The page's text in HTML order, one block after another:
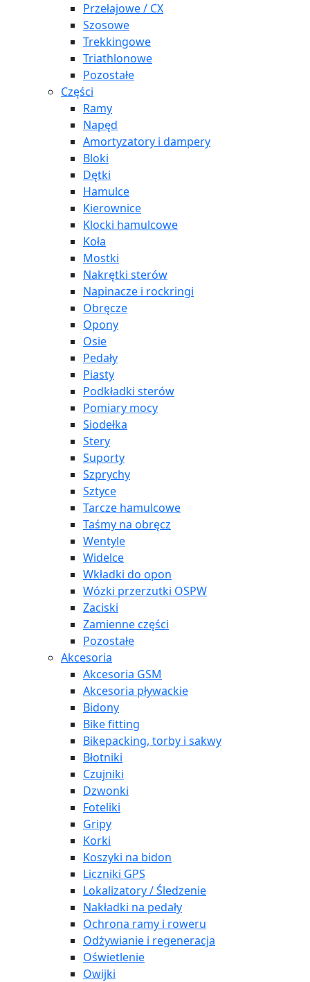
Przełajowe / CX
Szosowe
Trekkingowe
Triathlonowe
Pozostałe
Części
Ramy
Napęd
Amortyzatory i dampery
Bloki
Dętki
Hamulce
Kierownice
Klocki hamulcowe
Koła
Mostki
Nakrętki sterów
Napinacze i rockringi
Obręcze
Opony
Osie
Pedały
Piasty
Podkładki sterów
Pomiary mocy
Siodełka
Stery
Suporty
Szprychy
Sztyce
Tarcze hamulcowe
Taśmy na obręcz
Wentyle
Widelce
Wkładki do opon
Wózki przerzutki OSPW
Zaciski
Zamienne części
Pozostałe
Akcesoria
Akcesoria GSM
Akcesoria pływackie
Bidony
Bike fitting
Bikepacking, torby i sakwy
Błotniki
Czujniki
Dzwonki
Foteliki
Gripy
Korki
Koszyki na bidon
Liczniki GPS
Lokalizatory / Śledzenie
Nakładki na pedały
Ochrona ramy i roweru
Odżywianie i regeneracja
Oświetlenie
Owijki